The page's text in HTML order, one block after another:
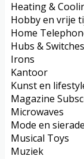
Heating &
Hobby en vrije
Home
Hubs & Switches
Irons
Kantoor
Kunst en
Magazine
Microwaves
Mode en
Musical Toys
Muziek